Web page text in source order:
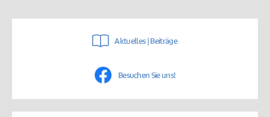
Aktuelles | Beiträge
Besuchen Sie uns!